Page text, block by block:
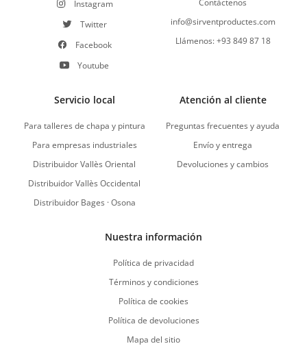
Instagram
Twitter
Facebook
Youtube
Contáctenos
info@sirventproductes.com
Llámenos: +93 849 87 18
Servicio local
Para talleres de chapa y pintura
Para empresas industriales
Distribuidor Vallès Oriental
Distribuidor Vallès Occidental
Distribuidor Bages · Osona
Atención al cliente
Preguntas frecuentes y ayuda
Envío y entrega
Devoluciones y cambios
Nuestra información
Política de privacidad
Términos y condiciones
Política de cookies
Política de devoluciones
Mapa del sitio